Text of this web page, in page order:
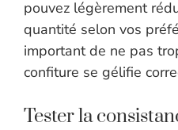
pouvez légèrement
quantité selon vos
important de ne pas
confiture se gélifie
Tester la